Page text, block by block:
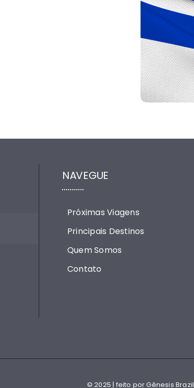
NAVEGUE
Próximas Viagens
Principais Destinos
Quem Somos
Contato
© 2025 | feito por Gênesis Brazil